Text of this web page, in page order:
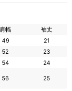
肩幅
袖丈
49
21
52
23
54
24
56 25